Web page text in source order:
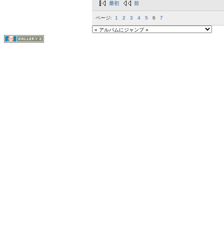
最初 前
ページ: 1 2 3 4 5 6 7